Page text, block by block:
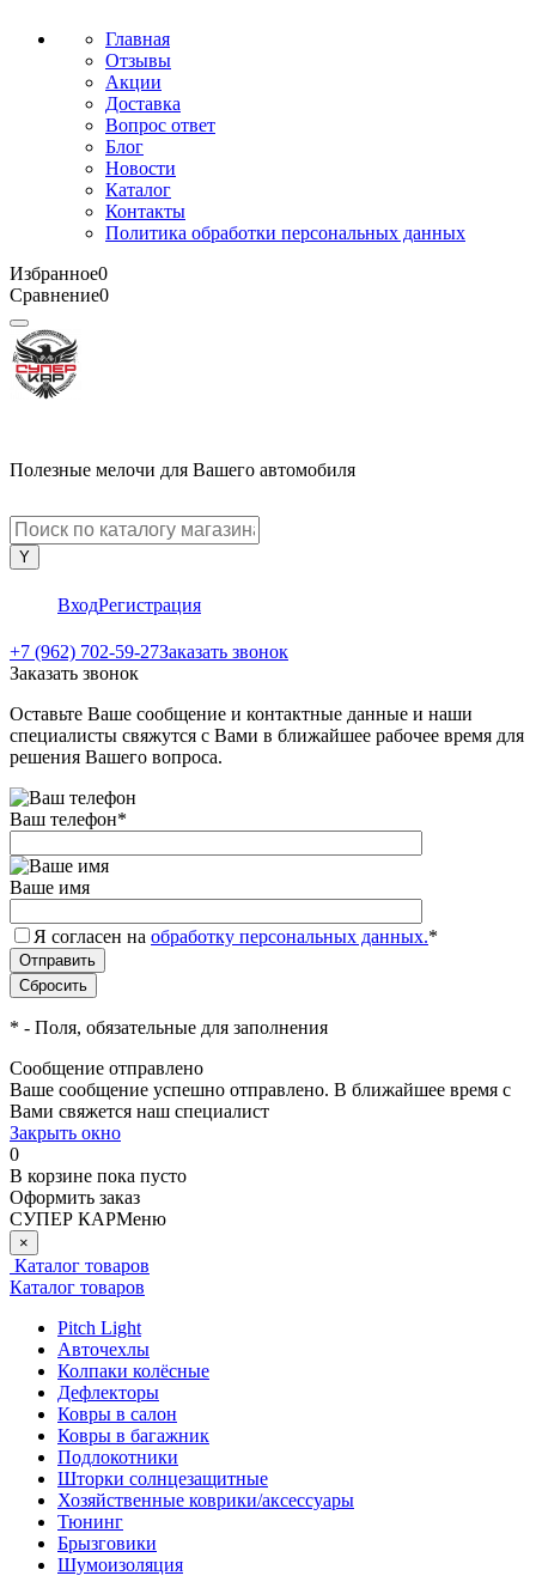
Главная
Отзывы
Акции
Доставка
Вопрос ответ
Блог
Новости
Каталог
Контакты
Политика обработки персональных данных
Избранное0
Сравнение0
Полезные мелочи для Вашего автомобиля
ВходРегистрация
+7 (962) 702-59-27Заказать звонок
Заказать звонок
Оставьте Ваше сообщение и контактные данные и наши
специалисты свяжутся с Вами в ближайшее рабочее время для
решения Вашего вопроса.
Ваш телефон*
Ваше имя
Я согласен на обработку персональных данных.*
* - Поля, обязательные для заполнения
Сообщение отправлено
Ваше сообщение успешно отправлено. В ближайшее время с
Вами свяжется наш специалист
Закрыть окно
0
В корзине пока пусто
Оформить заказ
СУПЕР КАРМеню
×
Каталог товаров
Каталог товаров
Pitch Light
Авточехлы
Колпаки колёсные
Дефлекторы
Ковры в салон
Ковры в багажник
Подлокотники
Шторки солнцезащитные
Хозяйственные коврики/аксессуары
Тюнинг
Брызговики
Шумоизоляция